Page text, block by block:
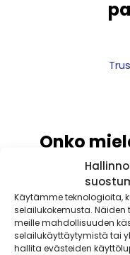
Käytämme teknologioita,
selailukokemusta.
meille mahdollisuuden
selailukäyttäytymistä tai
hallita evästeiden
Onko
Voit